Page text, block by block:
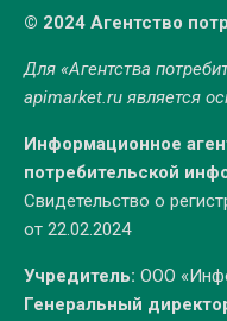
© 2024 Агентство
Для «Агентства
apimarket.ruявляется
Информационное
потребительской
Свидетельство о
от 22.02.2024
Учредитель: ООО
Генеральный